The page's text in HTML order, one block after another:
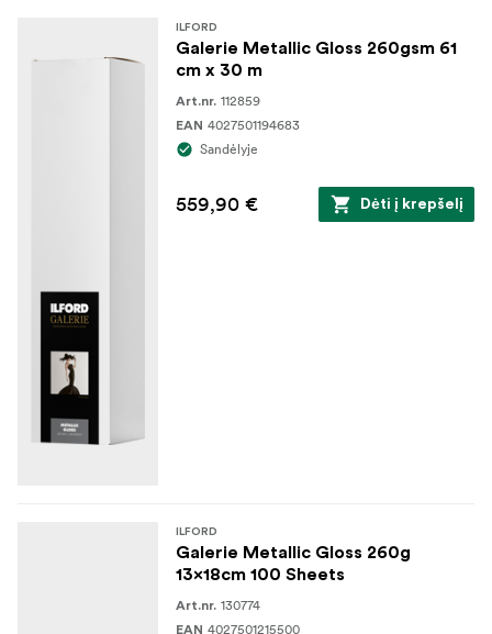
ILFORD
Galerie Metallic Gloss 260gsm 61
cm x 30 m
Art.nr. 112859
EAN 4027501194683
Sandėlyje
559,90 € Dėti į krepšelį
ILFORD
Galerie Metallic Gloss 260g
13x18cm 100 Sheets
Art.nr. 130774
EAN 4027501215500